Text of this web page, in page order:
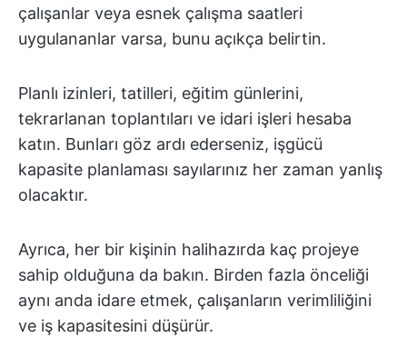
çalışanlar veya esnek çalışma saatleri
uygulananlar varsa, bunu açıkça belirtin.
Planlı izinleri, tatilleri, eğitim günlerini,
tekrarlanan toplantıları ve idari işleri hesaba
katın. Bunları göz ardı ederseniz, işgücü
kapasite planlaması sayılarınız her zaman yanlış
olacaktır.
Ayrıca, her bir kişinin halihazırda kaç projeye
sahip olduğuna da bakın. Birden fazla önceliği
aynı anda idare etmek, çalışanların verimliliğini
ve iş kapasitesini düşürür.